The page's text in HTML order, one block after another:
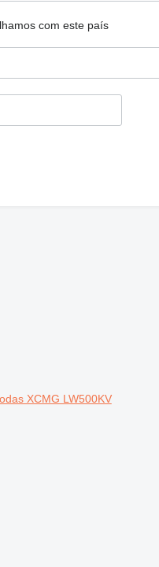
com este país
XCMG LW500KV